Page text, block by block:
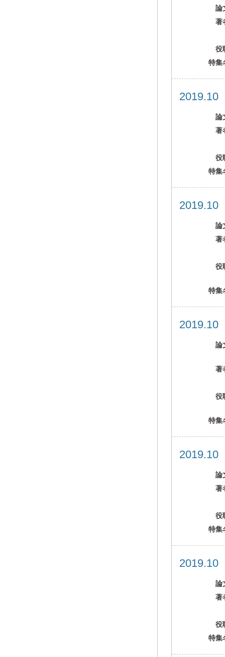
論
著
役
特集
論
著
役
特集
論
著
役
特集
論
著
役
特集
論
著
役
特集
論
著
役
特集